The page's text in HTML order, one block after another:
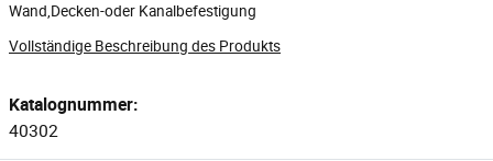
Wand,Decken-oder Kanalbefestigung
Vollständige Beschreibung des Produkts
Katalognummer:
40302